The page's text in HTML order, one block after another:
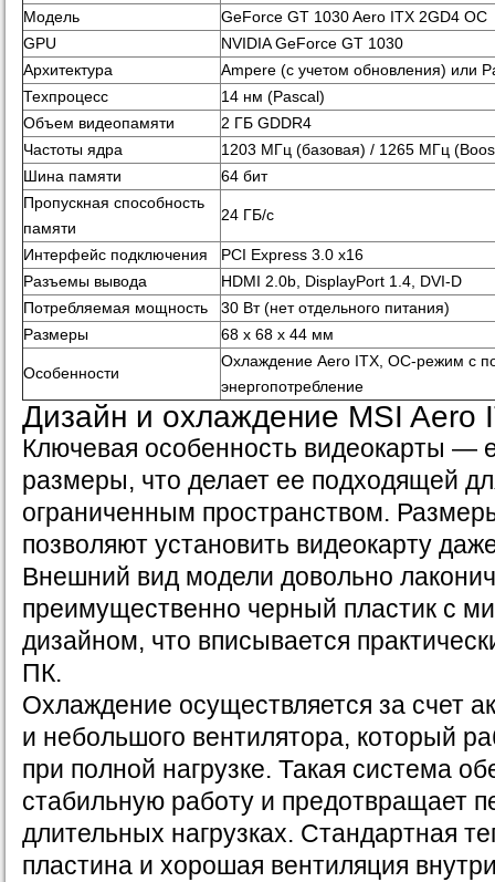
Модель
GeForce GT 1030 Aero ITX 2GD4 OC
GPU
NVIDIA GeForce GT 1030
Архитектура
Ampere (с учетом обновления) или
Техпроцесс
14 нм (Pascal)
Объем видеопамяти
2 ГБ GDDR4
Частоты ядра
1203 МГц (базовая) / 1265 МГц
Шина памяти
64 бит
Пропускная способность
памяти
24 ГБ/с
Интерфейс подключения
PCI Express 3.0 x16
Разъемы вывода
HDMI 2.0b, DisplayPort 1.4, DVI-D
Потребляемая мощность
30 Вт (нет отдельного питания)
Размеры
68 х 68 х 44 мм
Особенности
Охлаждение Aero ITX, OC-режим с
энергопотребление
Дизайн и охлаждение MSI Aero
Ключевая особенность видеокарты —
размеры, что делает ее подходящей
ограниченным пространством.
позволяют установить видеокарту
Внешний вид модели довольно
преимущественно черный пластик с
дизайном, что вписывается
ПК.
Охлаждение осуществляется за счет
и небольшого вентилятора, который
при полной нагрузке. Такая система
стабильную работу и предотвращает
длительных нагрузках. Стандартная
пластина и хорошая вентиляция